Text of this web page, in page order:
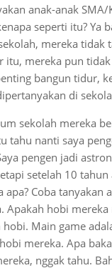
anak-anak
seperti itu? Ya
mereka
itu, mereka pun
bangun tidur,
di
sekolah mereka
tahu nanti saya
pengen jadi
setelah 10
Coba tanyakan
hobi
Main game
mereka. Apa
nggak tahu.